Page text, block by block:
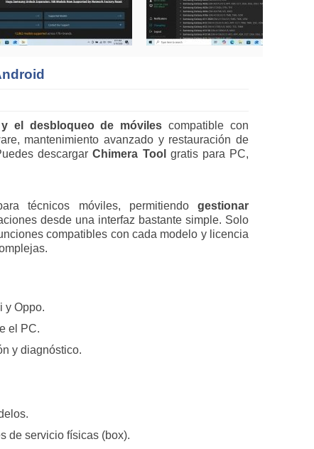
el desbloqueo de móviles compatible con
mantenimiento avanzado y restauración de
descargarChimera Tool gratis para PC,
técnicos móviles, permitiendogestionar
desde una interfaz bastante simple. Solo
compatibles con cada modelo y licencia
y Oppo.
el PC.
y diagnóstico.
de servicio físicas (box).